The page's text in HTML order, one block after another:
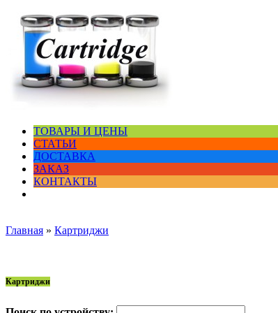
ТОВАРЫ И ЦЕНЫ
СТАТЬИ
ДОСТАВКА
ЗАКАЗ
КОНТАКТЫ
Главная » Картриджи
Картриджи